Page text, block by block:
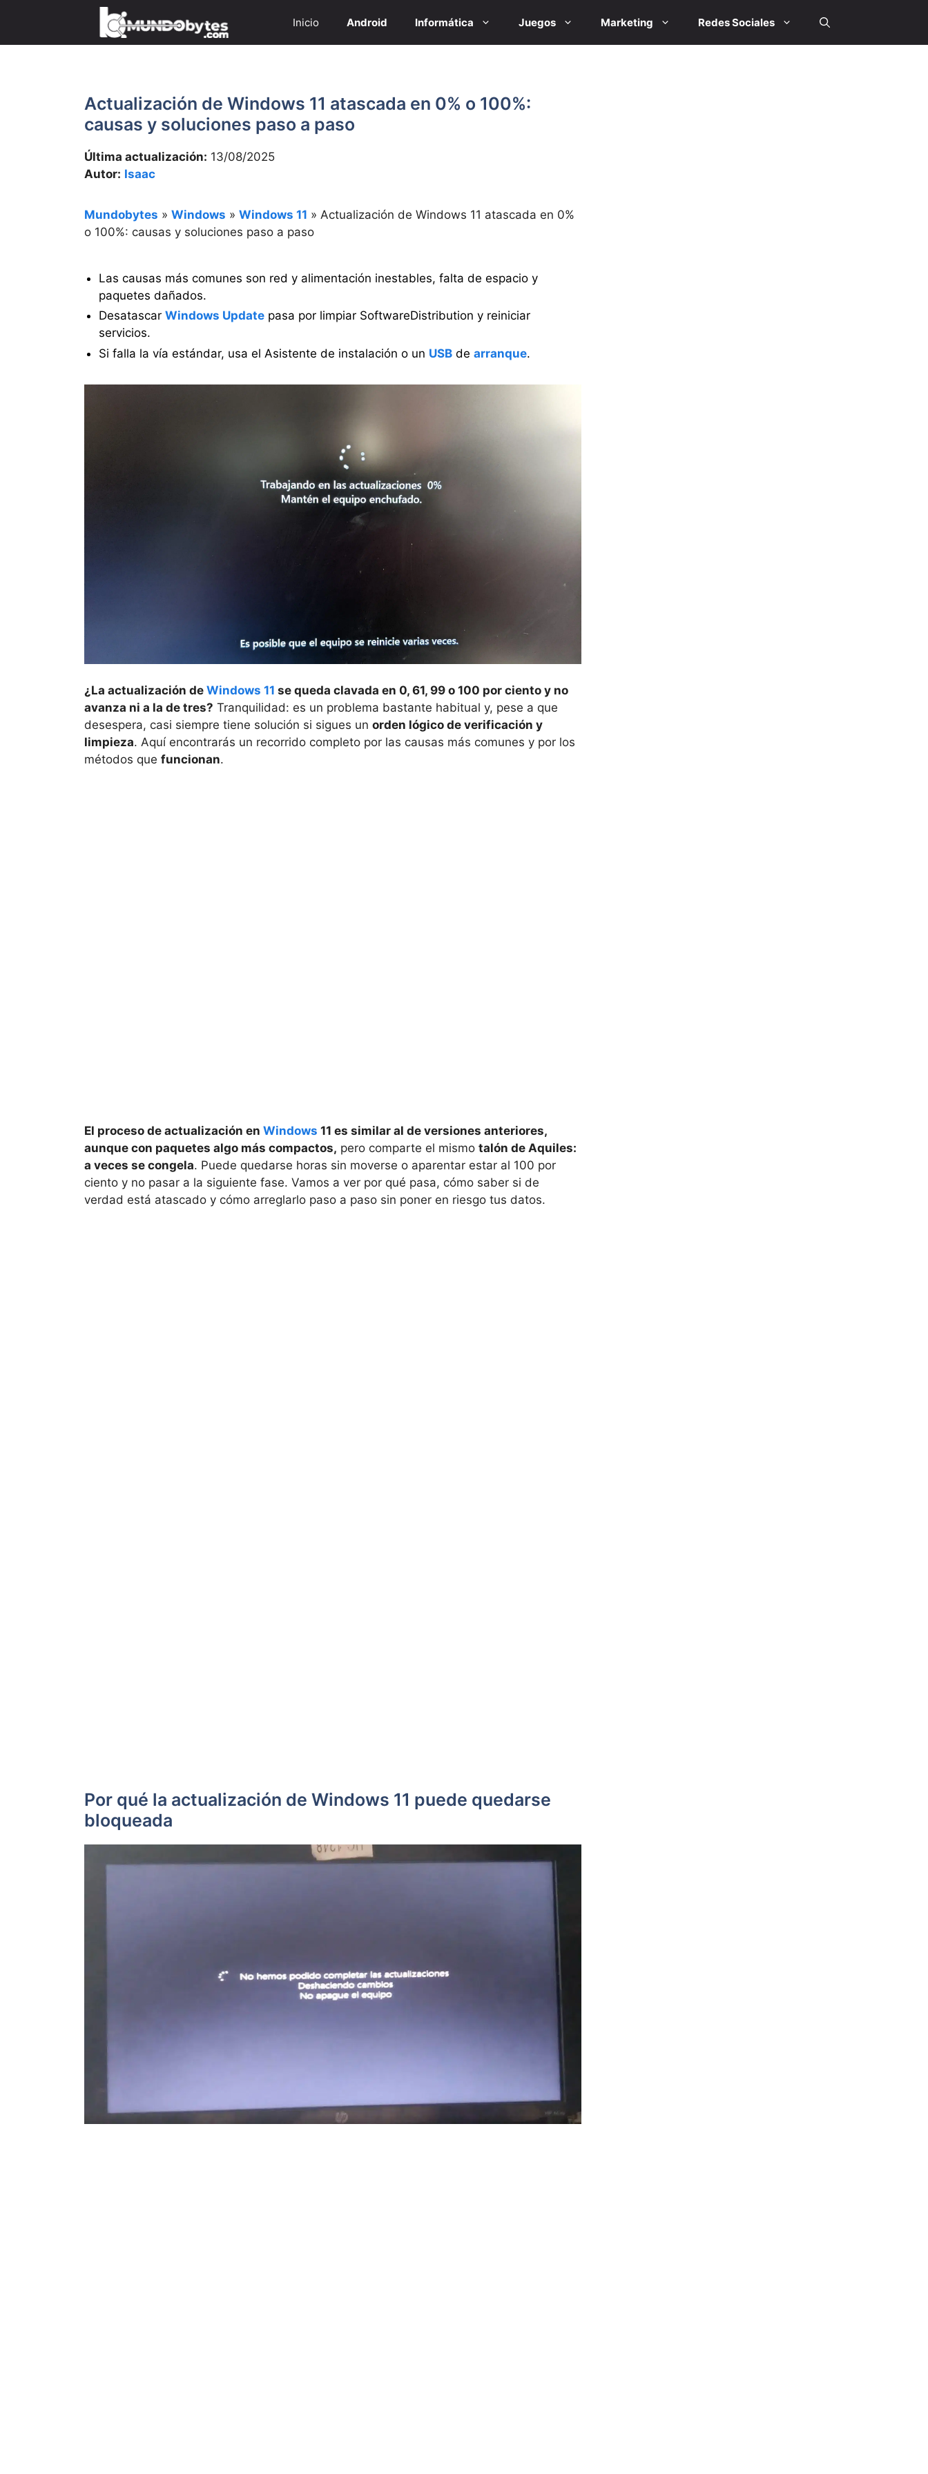
contenido
Inicio Android Informática Juegos Marketing Redes Sociales
Actualización de Windows 11 atascada en 0% o 100%:
causas y soluciones paso a paso
Última actualización: 13/08/2025
Autor: Isaac
Mundobytes » Windows » Windows 11 » Actualización de Windows 11 atascada en 0%
o 100%: causas y soluciones paso a paso
Las causas más comunes son red y alimentación inestables, falta de espacio y
paquetes dañados.
Desatascar Windows Updatepasa por limpiar SoftwareDistribution y reiniciar
servicios.
Si falla la vía estándar, usa el Asistente de instalación o un USBde arranque.
¿La actualización de Windows 11 se queda clavada en 0, 61, 99 o 100 por ciento y no
avanza ni a la de tres? Tranquilidad: es un problema bastante habitual y, pese a que
desespera, casi siempre tiene solución si sigues un orden lógico de verificación y
limpieza. Aquí encontrarás un recorrido completo por las causas más comunes y por los
métodos que funcionan.
El proceso de actualización en Windows 11 es similar al de versiones anteriores,
aunque con paquetes algo más compactos, pero comparte el mismo talón de Aquiles:
a veces se congela. Puede quedarse horas sin moverse o aparentar estar al 100 por
ciento y no pasar a la siguiente fase. Vamos a ver por qué pasa, cómo saber si de
verdad está atascado y cómo arreglarlo paso a paso sin poner en riesgo tus datos.
Por qué la actualización de Windows 11 puede quedarse
bloqueada